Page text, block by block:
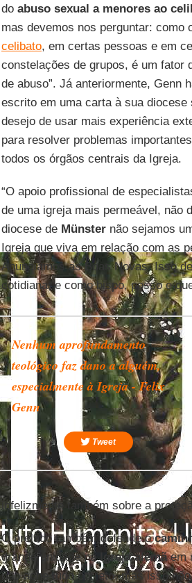
do abuso sexual a menores ao
mas devemos nos perguntar: como
celibato, em certas pessoas e em
constelações de grupos, é um fator
de abuso”. Já anteriormente, Genn
escrito em uma carta à sua diocese
desejo de usar mais experiência
para resolver problemas
todos os órgãos centrais da Igreja.
“O apoio profissional de
de uma igreja mais permeável, não
diocese de Münsternão sejamos
Igreja que viva em relação com as
Anunciamos as Boas Novas. Isso
cotidiana; e como bispo, posso e
Nenhum aprofundamento
teológico faz dano a alguém,
especialmente à Igreja - Felix
Genn
Tweet
infelizmente também sobre a
O prelado também defende o
grande unidade naIgreja alemãem
não ache tudo correto, mas isso